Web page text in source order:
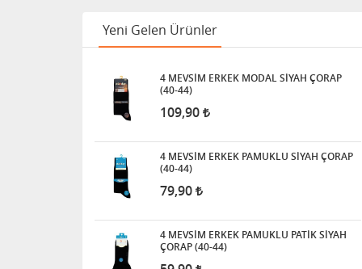
Yeni Gelen Ürünler
4 MEVSİM ERKEK MODAL SİYAH ÇORAP
(40-44)
109,90
4 MEVSİM ERKEK PAMUKLU SİYAH ÇORAP
(40-44)
79,90
4 MEVSİM ERKEK PAMUKLU PATİK SİYAH
ÇORAP (40-44)